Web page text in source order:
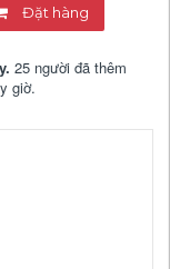
Đặt hàng
25 người đã thêm
giờ.